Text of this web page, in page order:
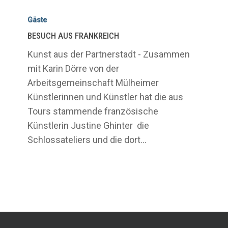
AUS
FRANKREICH
Gäste
BESUCH AUS FRANKREICH
Kunst aus der Partnerstadt - Zusammen
mit Karin Dörre von der
Arbeitsgemeinschaft Mülheimer
Künstlerinnen und Künstler hat die aus
Tours stammende französische
Künstlerin Justine Ghinter die
Schlossateliers und die dort…